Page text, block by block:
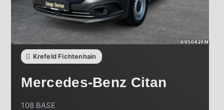
Krefeld Fichtenhain
Mercedes-Benz Citan
108 BASE